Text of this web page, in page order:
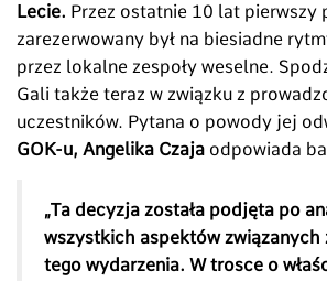
Lecie. Przez ostatnie 10 lat pierwszy
zarezerwowany był na biesiadne
przez lokalne zespoły weselne.
Gali także teraz w związku z
uczestników. Pytana o powody jej
GOK-u, Angelika Czaja odpowiada
„Ta decyzja została podjęta po
wszystkich aspektów związanych
tego wydarzenia. W trosce o